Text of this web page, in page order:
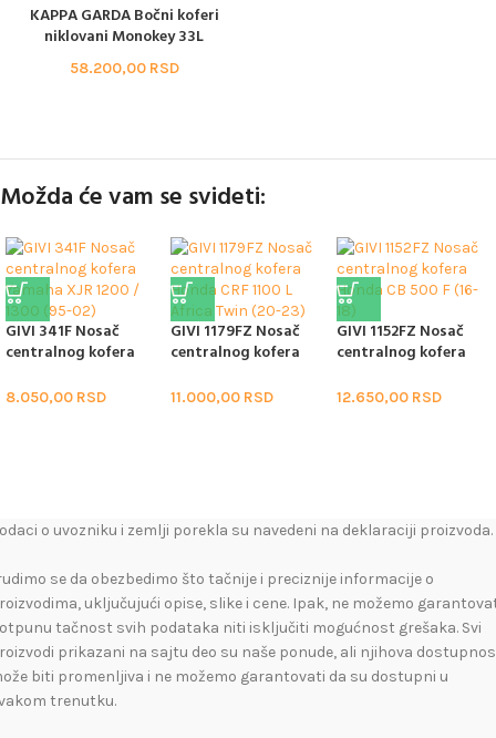
KAPPA GARDA Bočni koferi
niklovani Monokey 33L
58.200,00 RSD
Možda će vam se svideti:
GIVI 341F Nosač
centralnog kofera
1300 (95-02)
8.050,00 RSD
GIVI 1179FZ Nosač
centralnog kofera
Africa Twin (20-23)
11.000,00 RSD
GIVI 1152FZ Nosač
centralnog kofera
18)
12.650,00 RSD
o uvozniku i zemlji porekla su navedeni na deklaraciji proizvoda.
se da obezbedimo što tačnije i preciznije informacije o
uključujući opise, slike i cene. Ipak, ne možemo
tačnost svih podataka niti isključiti mogućnost grešaka. Svi
prikazani na sajtu deo su naše ponude, ali njihova
biti promenljiva i ne možemo garantovati da su dostupni u
trenutku.